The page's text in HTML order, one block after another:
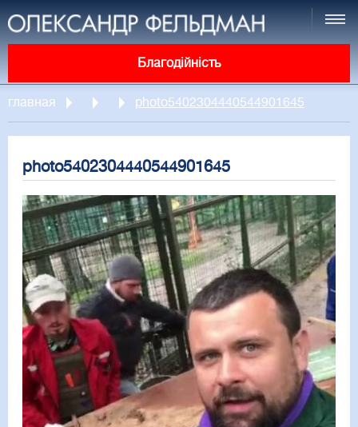
Благодійність
главная photo5402304440544901645
photo5402304440544901645